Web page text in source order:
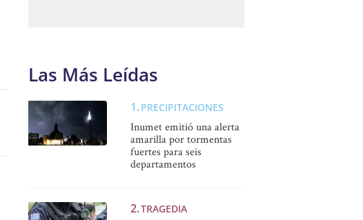
Las Más Leídas
PRECIPITACIONES
Inumet emitió una alerta
amarilla por tormentas
fuertes para seis
departamentos
TRAGEDIA